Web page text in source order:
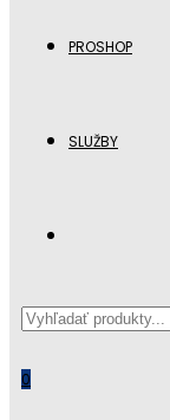
PROSHOP
SLUŽBY
Search
website
0